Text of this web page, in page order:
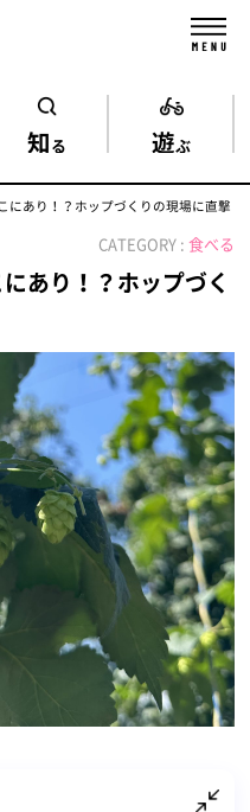
知る 遊ぶ
にあり！？ホップづくりの現場に直撃
CATEGORY : 食べる
あり！？ホップづく